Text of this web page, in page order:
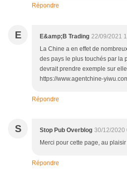
Répondre
E E&amp;B Trading 22/09/2021
La Chine a en effet de
des pays le plus touchés par la
devrait prendre exemple sur
https://www.agentchine-
Répondre
S Stop Pub Overblog 30/12/2020
Merci pour cette page, au
Répondre